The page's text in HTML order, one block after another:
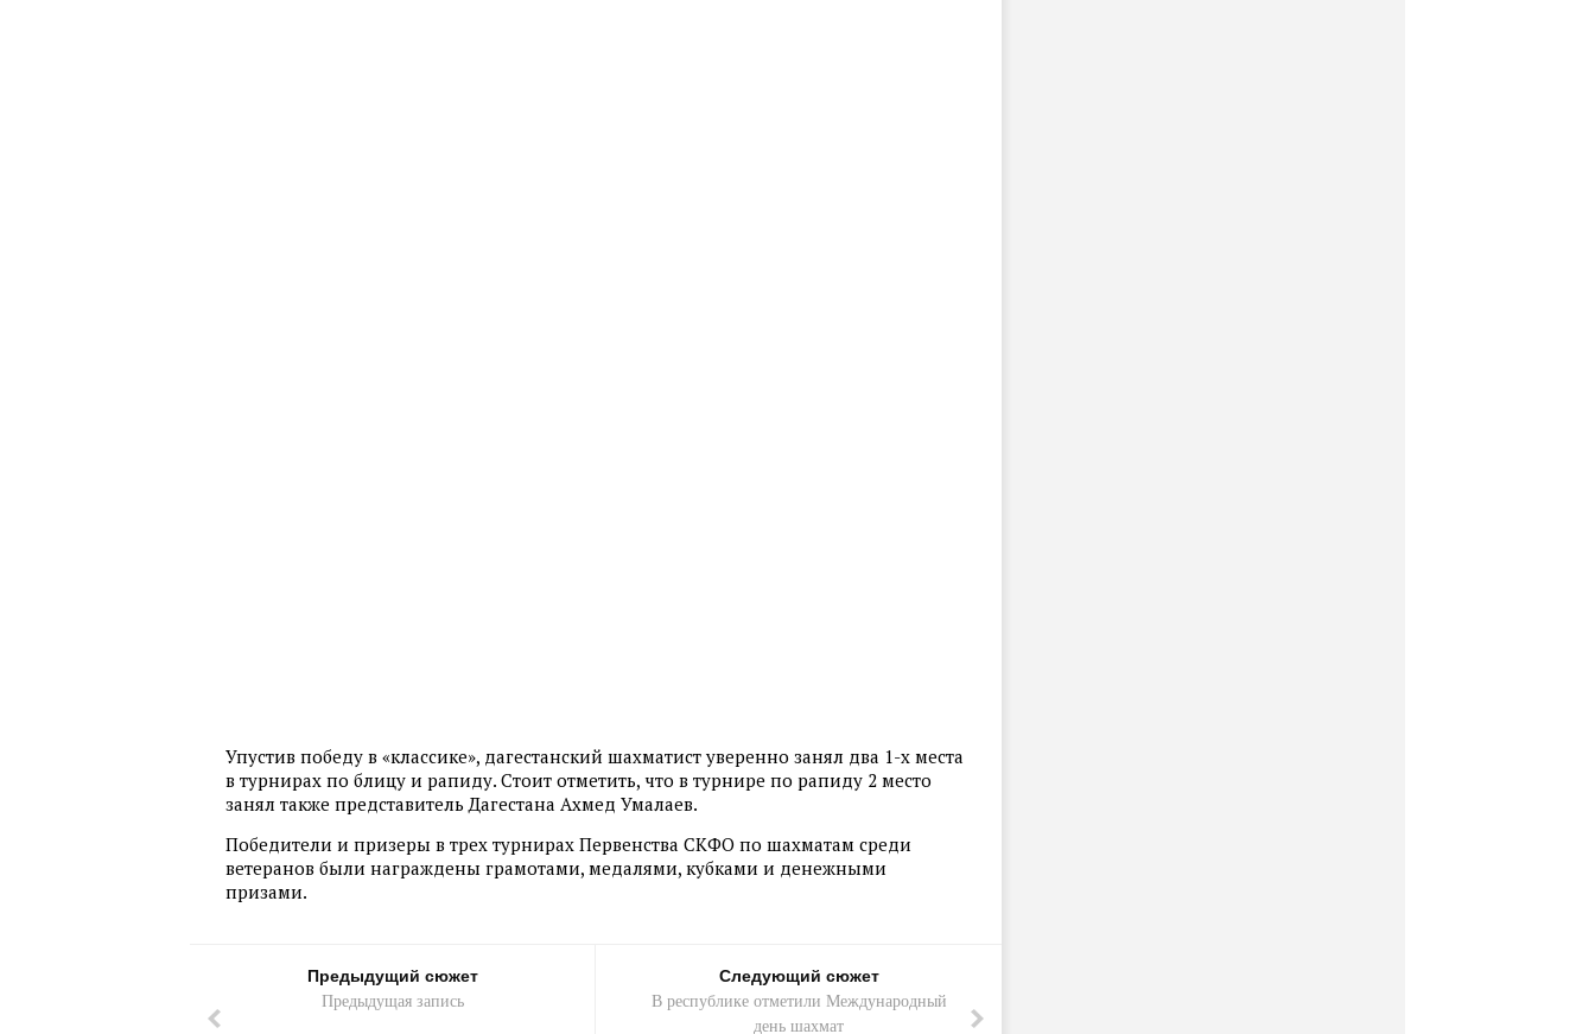
Упустив победу в «классике», дагестанский шахматист уверенно занял два 1-х места
в турнирах по блицу и рапиду. Стоит отметить, что в турнире по рапиду 2 место
занял также представитель Дагестана Ахмед Умалаев.
Победители и призеры в трех турнирах Первенства СКФО по шахматам среди
ветеранов были награждены грамотами, медалями, кубками и денежными
призами.
Предыдущий сюжет
Предыдущая запись
Следующий сюжет
В республике отметили Международный
день шахмат